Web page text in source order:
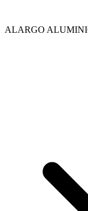
ALARGO